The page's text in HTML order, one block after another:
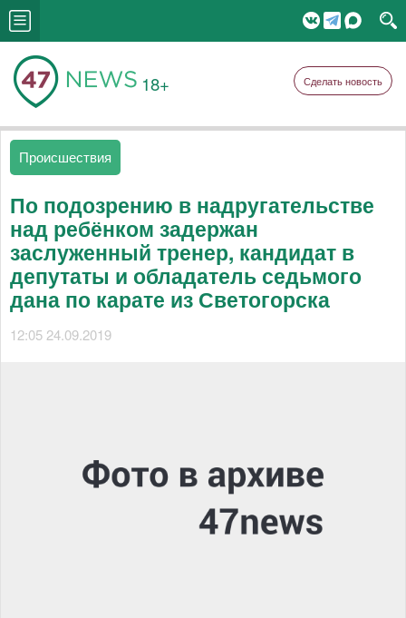
18+ Сделать новость
Происшествия
По подозрению в надругательстве
над ребёнком задержан
заслуженный тренер, кандидат в
депутаты и обладатель седьмого
дана по карате из Светогорска
12:05 24.09.2019